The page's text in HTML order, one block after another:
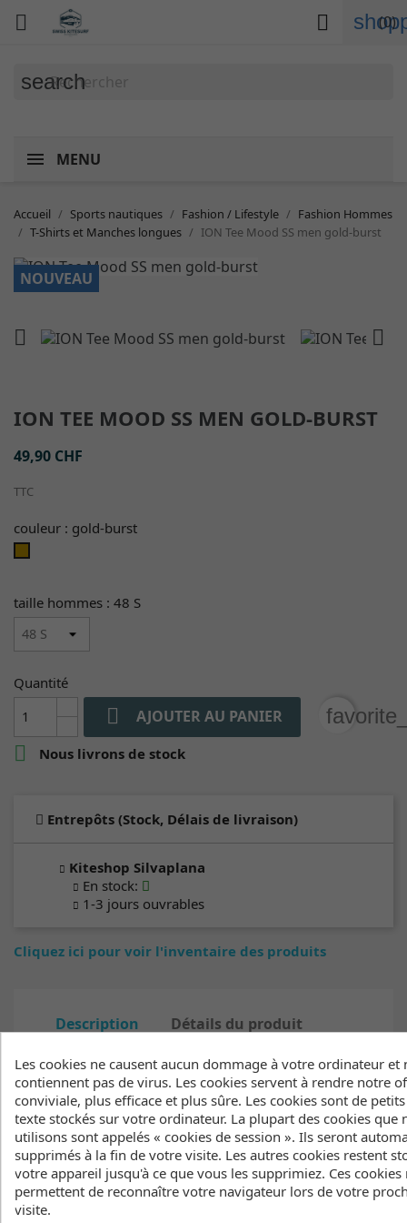
 (0)

search
MENU
Accueil Sports nautiques Fashion / Lifestyle
Fashion Hommes
T-Shirts et Manches longues
ION Tee Mood SS men gold-burst
NOUVEAU
 
ION TEE MOOD SS MEN GOLD-BURST
49,90 CHF
TTC
couleur : gold-burst
taille hommes : 48 S
Quantité
 AJOUTER AU PANIER

Nous livrons de stock
Entrepôts (Stock, Délais de livraison)
Kiteshop Silvaplana
En stock:
1-3 jours ouvrables
Cliquez ici pour voir l'inventaire des produits
Description
Détails du produit
Inventaire
Le t‑shirt Mood pour homme apporte une
touche urbaine à ton style quotidien. En coton
biologique, il est doux et naturel, et son léger
effet délavé lui donne une allure déjà familière
dès le premier jour. Un petit print sur la
poitrine reste discret, tandis que le grand
motif dans le dos affirme ton style sans en
Les cookies ne causent aucun dommage à votre ordinateur et
contiennent pas de virus. Les cookies servent à rendre notre
conviviale, plus efficace et plus sûre. Les cookies sont de
texte stockés sur votre ordinateur. La plupart des cookies que
utilisons sont appelés « cookies de session ». Ils seront
supprimés à la fin de votre visite. Les autres cookies restent
votre appareil jusqu'à ce que vous les supprimiez. Ces cookies
permettent de reconnaître votre navigateur lors de votre
visite.